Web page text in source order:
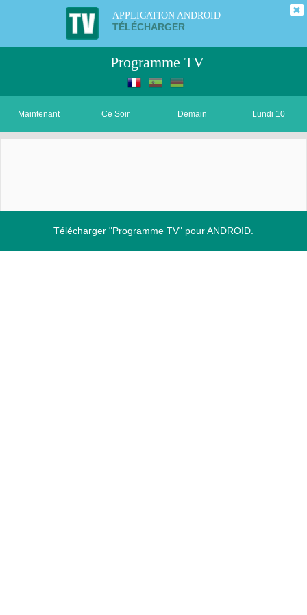
APPLICATION ANDROID
TÉLÉCHARGER
Programme TV
Maintenant Ce Soir Demain Lundi 10
Télécharger "Programme TV" pour ANDROID.